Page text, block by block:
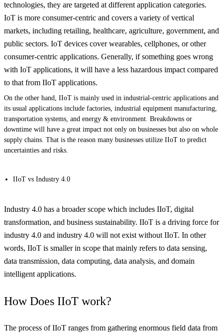
technologies, they are targeted at different application categories.
IoT is more consumer-centric and covers a variety of vertical
markets, including retailing, healthcare, agriculture, government, and
public sectors. IoT devices cover wearables, cellphones, or other
consumer-centric applications. Generally, if something goes wrong
with IoT applications, it will have a less hazardous impact compared
to that from IIoT applications.
On the other hand, IIoT is mainly used in industrial-centric applications and
its usual applications include factories, industrial equipment manufacturing,
transportation systems, and energy & environment. Breakdowns or
downtime will have a great impact not only on businesses but also on whole
supply chains. That is the reason many businesses utilize IIoT to predict
uncertainties and risks.
IIoT vs Industry 4.0
Industry 4.0 has a broader scope which includes IIoT, digital
transformation, and business sustainability. IIoT is a driving force for
industry 4.0 and industry 4.0 will not exist without IIoT. In other
words, IIoT is smaller in scope that mainly refers to data sensing,
data transmission, data computing, data analysis, and domain
intelligent applications.
How Does IIoT work?
The process of IIoT ranges from gathering enormous field data from